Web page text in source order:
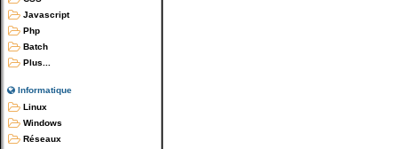
Javascript
Php
Batch
Plus...
Informatique
Linux
Windows
Réseaux